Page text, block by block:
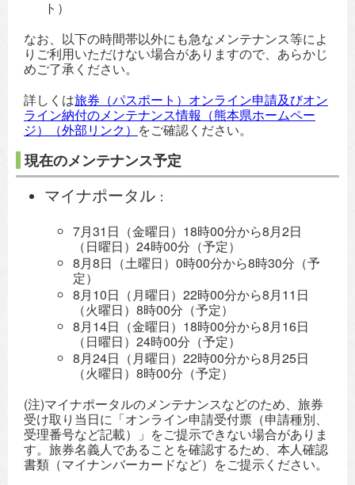
ト）
なお、以下の時間帯以外にも急なメンテナンス等によ
りご利用いただけない場合がありますので、あらかじ
めご了承ください。
詳しくは旅券（パスポート）オンライン申請及びオン
ライン納付のメンテナンス情報（熊本県ホームペー
ジ）（外部リンク） をご確認ください。
現在のメンテナンス予定
マイナポータル ：
7月31日（金曜日）18時00分から8月2日
（日曜日）24時00分（予定）
8月8日（土曜日）0時00分から8時30分（予
定）
8月10日（月曜日）22時00分から8月11日
（火曜日）8時00分（予定）
8月14日（金曜日）18時00分から8月16日
（日曜日）24時00分（予定）
8月24日（月曜日）22時00分から8月25日
（火曜日）8時00分（予定）
(注)マイナポータルのメンテナンスなどのため、旅券
受け取り当日に「オンライン申請受付票（申請種別、
受理番号など記載）」をご提示できない場合がありま
す。旅券名義人であることを確認するため、本人確認
書類（マイナンバーカードなど）をご提示ください。